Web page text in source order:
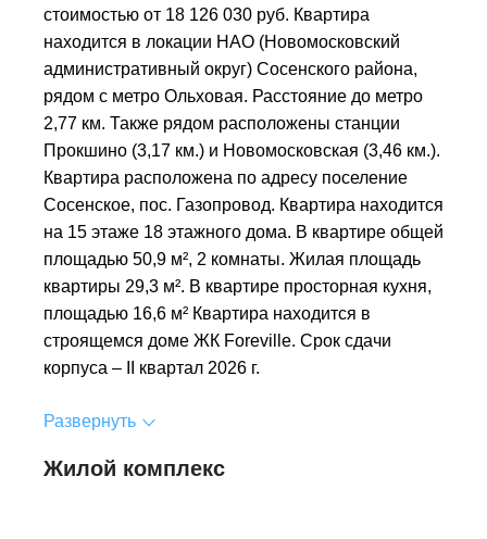
стоимостью от 18 126 030 руб. Квартира
находится в локации НАО (Новомосковский
административный округ) Сосенского района,
рядом с метро Ольховая. Расстояние до метро
2,77 км. Также рядом расположены станции
Прокшино (3,17 км.) и Новомосковская (3,46 км.).
Квартира расположена по адресу поселение
Сосенское, пос. Газопровод. Квартира находится
на 15 этаже 18 этажного дома. В квартире общей
площадью 50,9 м², 2 комнаты. Жилая площадь
квартиры 29,3 м². В квартире просторная кухня,
площадью 16,6 м² Квартира находится в
строящемся доме ЖК Foreville. Срок сдачи
корпуса – II квартал 2026 г.
Развернуть
Жилой комплекс